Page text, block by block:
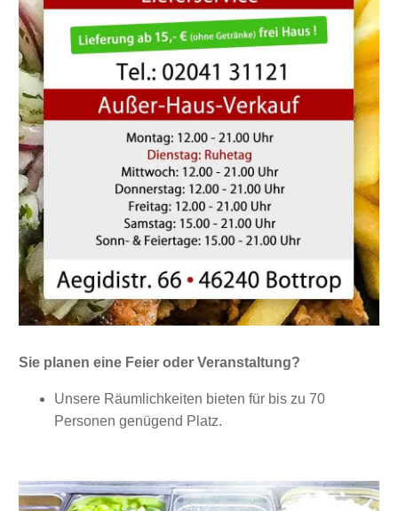
Sie planen eine Feier oder Veranstaltung?
Unsere Räumlichkeiten bieten für bis zu 70
Personen genügend Platz.